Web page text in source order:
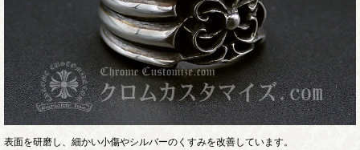
表面を研磨し、細かい小傷やシルバーのくすみを改善しています。